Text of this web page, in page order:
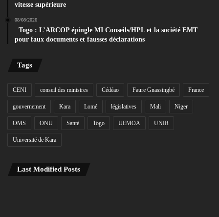
vitesse supérieure
08/08/2026
Togo : L’ARCOP épingle MI Conseils/HPL et la société EMT
pour faux documents et fausses déclarations
Tags
CENI conseil des ministres Cédéao Faure Gnassingbé France
gouvernement Kara Lomé législatives Mali Niger
OMS ONU Santé Togo UEMOA UNIR
Université de Kara
Last Modified Posts